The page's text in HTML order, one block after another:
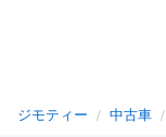
ジモティー 中古車